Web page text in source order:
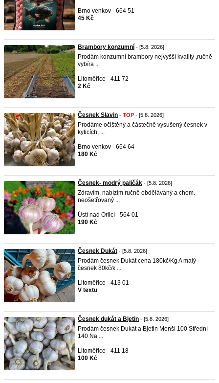
Brno venkov - 664 51
45 Kč
Brambory konzumní - [5.8. 2026]
Prodám konzumní brambory nejvyšší kvality ,ručně
vybíra ...
Litoměřice - 411 72
2 Kč
Česnek Slavin - TOP - [5.8. 2026]
Prodáme očištěný a částečně vysušený česnek v
kyticích, ...
Brno venkov - 664 64
180 Kč
Česnek- modrý paličák - [5.8. 2026]
Zdravím, nabízím ručně obdělávaný a chem.
neošetřovaný ...
Ústí nad Orlicí - 564 01
190 Kč
Česnek Dukát - [5.8. 2026]
Prodám česnek Dukát cena 180kč/Kg A malý
česnek 80kč/k ...
Litoměřice - 413 01
V textu
Česnek dukát a Bjetin - [5.8. 2026]
Prodám česnek Dukát a Bjetin Menší 100 Střední
140 Na ...
Litoměřice - 411 18
100 Kč